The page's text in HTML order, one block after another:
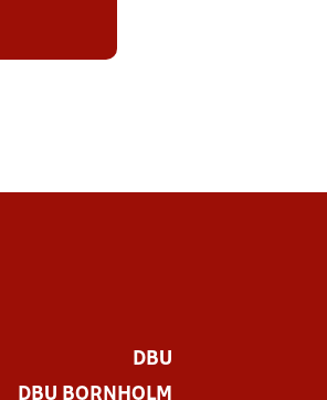
DBU
DBU BORNHOLM